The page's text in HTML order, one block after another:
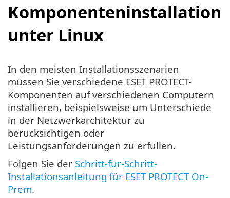
Komponenteninstallation
unter Linux
In den meisten Installationsszenarien
müssen Sie verschiedene ESET PROTECT-
Komponenten auf verschiedenen Computern
installieren, beispielsweise um Unterschiede
in der Netzwerkarchitektur zu
berücksichtigen oder
Leistungsanforderungen zu erfüllen.
Folgen Sie der Schritt-für-Schritt-
Installationsanleitung für ESET PROTECT On-
Prem.